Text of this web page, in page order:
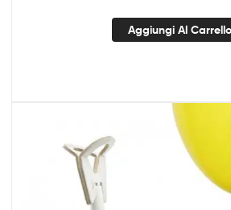
Aggiungi Al Carrello